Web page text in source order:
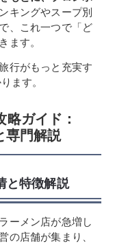
キングやスープ別
、これ一つで「ど
ます。
行がもっと充実す
ます。
ガイド：
専門解説
と特徴解説
ーメン店が急増し
の店舗が集まり、